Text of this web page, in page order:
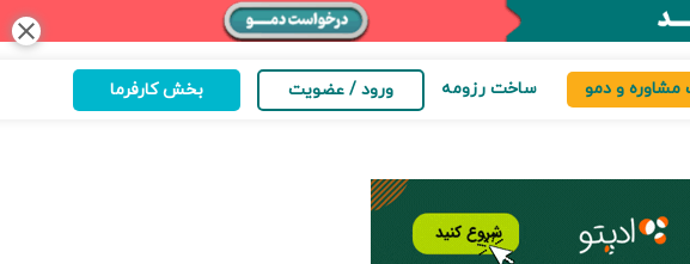
close
و دمو ساخت رزومه ورود / عضویت بخش کارفرما